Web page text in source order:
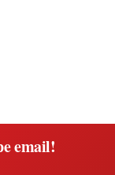
email!